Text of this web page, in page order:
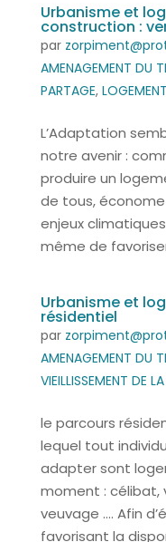
Urbanisme et
construction :
par
AMENAGEMENT DU
PARTAGE,
L’Adaptation
notre avenir :
produire un
de tous,
enjeux
même de
Urbanisme et
résidentiel
par
AMENAGEMENT DU
VIEILLISSEMENT DE
le parcours
lequel tout
adapter sont
moment : célibat,
veuvage …. Afin
favorisant la